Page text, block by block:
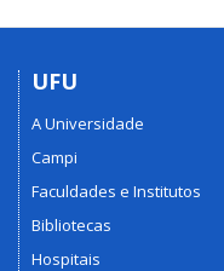
UFU
A Universidade
Campi
Faculdades e Institutos
Bibliotecas
Hospitais